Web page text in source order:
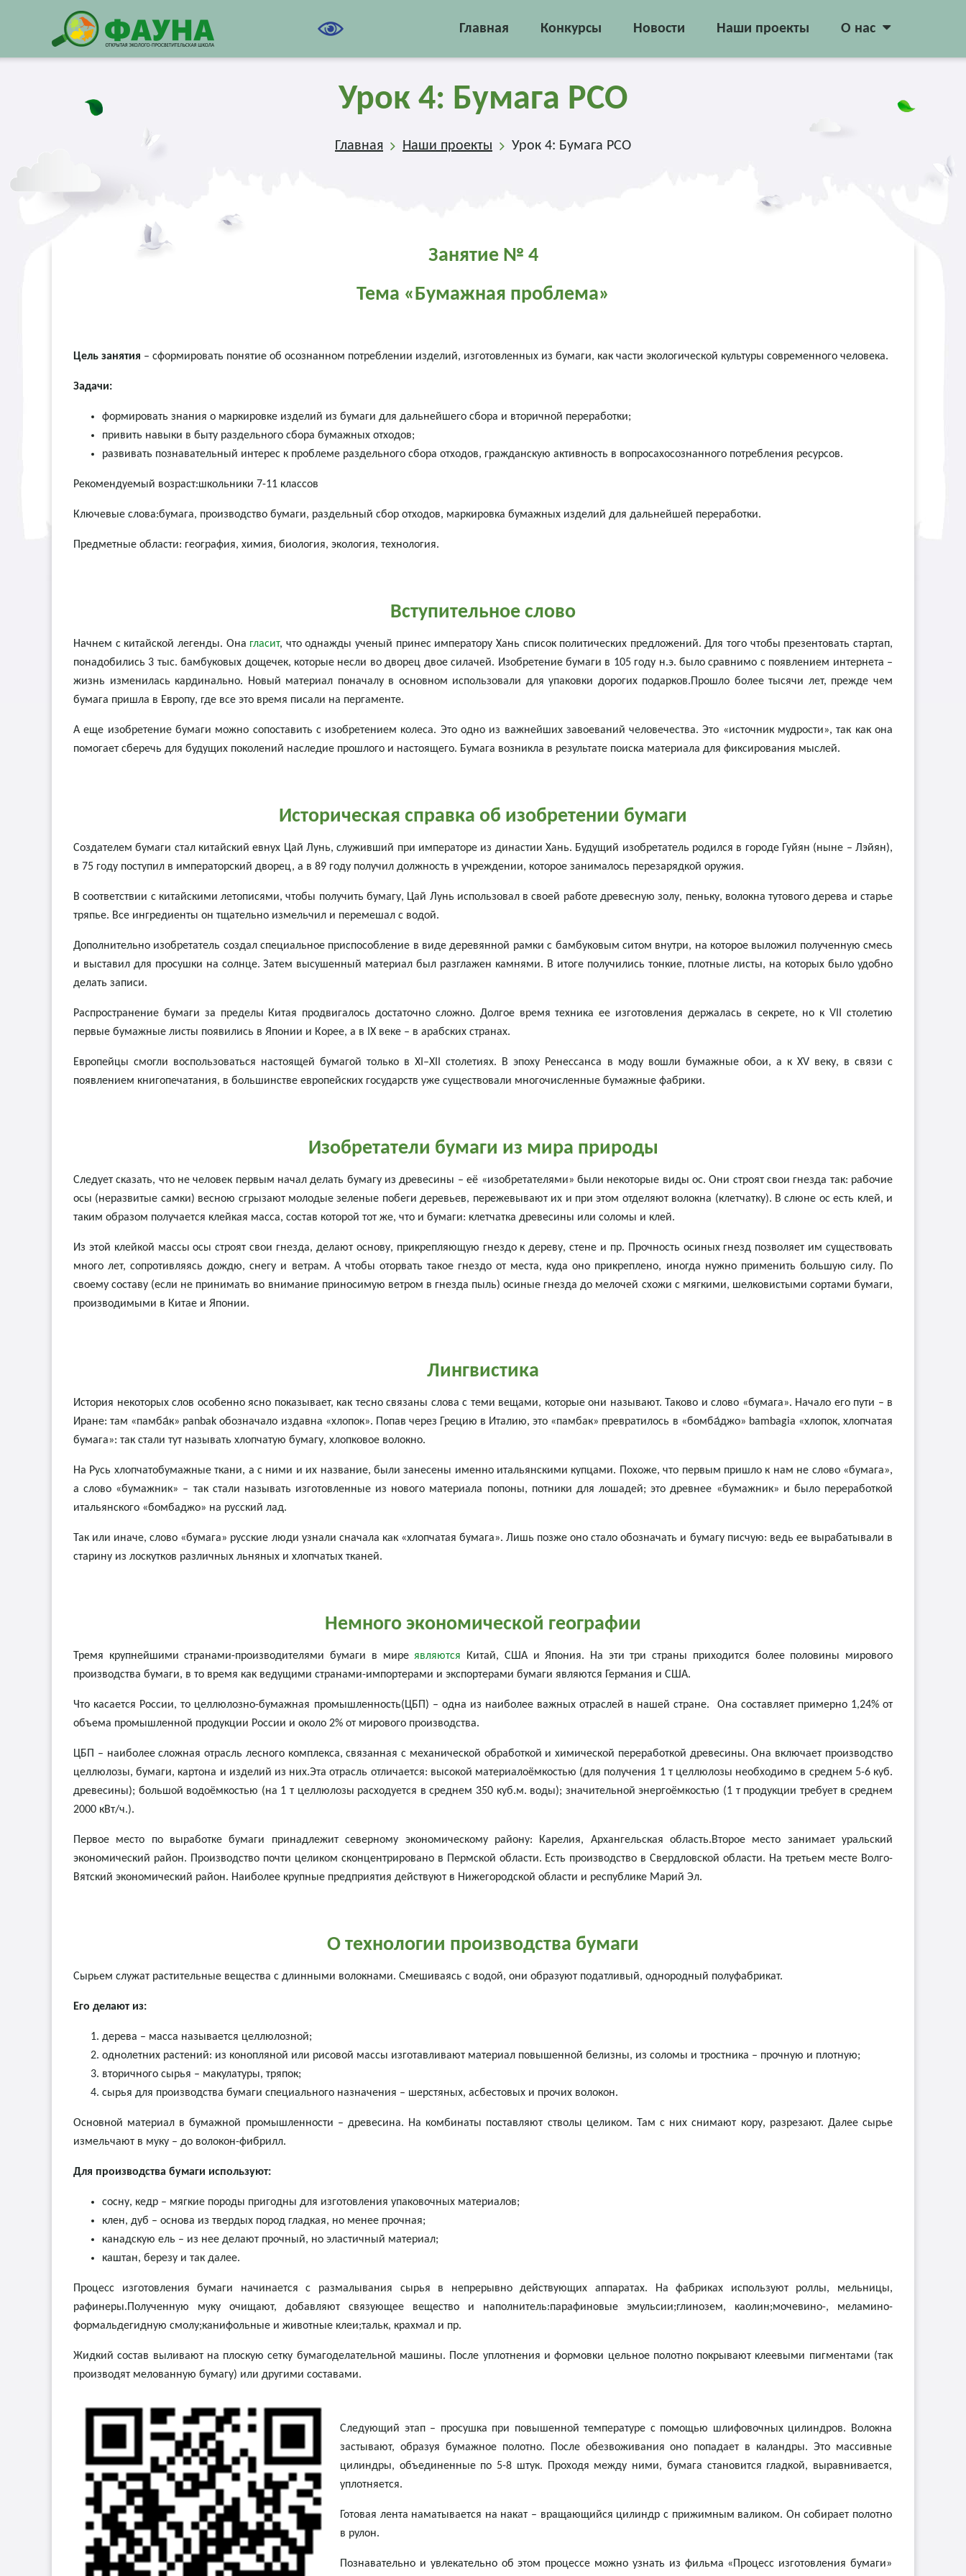
Главная Конкурсы Новости Наши проекты О нас
Урок 4: Бумага РСО
Главная Наши проекты Урок 4: Бумага РСО
Занятие № 4
Тема «Бумажная проблема»
Цель занятия – сформировать понятие об осознанном потреблении изделий, изготовленных из бумаги, как части экологической культуры современного человека.
Задачи:
формировать знания о маркировке изделий из бумаги для дальнейшего сбора и вторичной переработки;
привить навыки в быту раздельного сбора бумажных отходов;
развивать познавательный интерес к проблеме раздельного сбора отходов, гражданскую активность в вопросахосознанного потребления ресурсов.
Рекомендуемый возраст:школьники 7-11 классов
Ключевые слова:бумага, производство бумаги, раздельный сбор отходов, маркировка бумажных изделий для дальнейшей переработки.
Предметные области: география, химия, биология, экология, технология.
Вступительное слово
Начнем с китайской легенды. Она гласит, что однажды ученый принес императору Хань список политических предложений. Для того чтобы презентовать стартап,
понадобились 3 тыс. бамбуковых дощечек, которые несли во дворец двое силачей. Изобретение бумаги в 105 году н.э. было сравнимо с появлением интернета –
жизнь изменилась кардинально. Новый материал поначалу в основном использовали для упаковки дорогих подарков.Прошло более тысячи лет, прежде чем
бумага пришла в Европу, где все это время писали на пергаменте.
А еще изобретение бумаги можно сопоставить с изобретением колеса. Это одно из важнейших завоеваний человечества. Это «источник мудрости», так как она
помогает сберечь для будущих поколений наследие прошлого и настоящего. Бумага возникла в результате поиска материала для фиксирования мыслей.
Историческая справка об изобретении бумаги
Создателем бумаги стал китайский евнух Цай Лунь, служивший при императоре из династии Хань. Будущий изобретатель родился в городе Гуйян (ныне – Лэйян),
в 75 году поступил в императорский дворец, а в 89 году получил должность в учреждении, которое занималось перезарядкой оружия.
В соответствии с китайскими летописями, чтобы получить бумагу, Цай Лунь использовал в своей работе древесную золу, пеньку, волокна тутового дерева и старье
тряпье. Все ингредиенты он тщательно измельчил и перемешал с водой.
Дополнительно изобретатель создал специальное приспособление в виде деревянной рамки с бамбуковым ситом внутри, на которое выложил полученную смесь
и выставил для просушки на солнце. Затем высушенный материал был разглажен камнями. В итоге получились тонкие, плотные листы, на которых было удобно
делать записи.
Распространение бумаги за пределы Китая продвигалось достаточно сложно. Долгое время техника ее изготовления держалась в секрете, но к VII столетию
первые бумажные листы появились в Японии и Корее, а в IX веке – в арабских странах.
Европейцы смогли воспользоваться настоящей бумагой только в XI–XII столетиях. В эпоху Ренессанса в моду вошли бумажные обои, а к XV веку, в связи с
появлением книгопечатания, в большинстве европейских государств уже существовали многочисленные бумажные фабрики.
Изобретатели бумаги из мира природы
Следует сказать, что не человек первым начал делать бумагу из древесины – её «изобретателями» были некоторые виды ос. Они строят свои гнезда так: рабочие
осы (неразвитые самки) весною сгрызают молодые зеленые побеги деревьев, пережевывают их и при этом отделяют волокна (клетчатку). В слюне ос есть клей, и
таким образом получается клейкая масса, состав которой тот же, что и бумаги: клетчатка древесины или соломы и клей.
Из этой клейкой массы осы строят свои гнезда, делают основу, прикрепляющую гнездо к дереву, стене и пр. Прочность осиных гнезд позволяет им существовать
много лет, сопротивляясь дождю, снегу и ветрам. А чтобы оторвать такое гнездо от места, куда оно прикреплено, иногда нужно применить большую силу. По
своему составу (если не принимать во внимание приносимую ветром в гнезда пыль) осиные гнезда до мелочей схожи с мягкими, шелковистыми сортами бумаги,
производимыми в Китае и Японии.
Лингвистика
История некоторых слов особенно ясно показывает, как тесно связаны слова с теми вещами, которые они называют. Таково и слово «бумага». Начало его пути – в
Иране: там «памба́к» panbak обозначало издавна «хлопок». Попав через Грецию в Италию, это «памбак» превратилось в «бoмба́джo» bambagia «хлопок, хлопчатая
бумага»: так стали тут называть хлопчатую бумагу, хлопковое волокно.
На Русь хлопчатобумажные ткани, а с ними и их название, были занесены именно итальянскими купцами. Похоже, что первым пришло к нам не слово «бумага»,
а слово «бумажник» – так стали называть изготовленные из нового материала попоны, потники для лошадей; это древнее «бумажник» и было переработкой
итальянского «бомбаджо» на русский лад.
Так или иначе, слово «бумага» русские люди узнали сначала как «хлопчатая бумага». Лишь позже оно стало обозначать и бумагу писчую: ведь ее вырабатывали в
старину из лоскутков различных льняных и хлопчатых тканей.
Немного экономической географии
Тремя крупнейшими странами-производителями бумаги в миреявляются Китай, США и Япония. На эти три страны приходится более половины мирового
производства бумаги, в то время как ведущими странами-импортерами и экспортерами бумаги являются Германия и США.
Что касается России, то целлюлозно-бумажная промышленность(ЦБП) – одна из наиболее важных отраслей в нашей стране. Она составляет примерно 1,24% от
объема промышленной продукции России и около 2% от мирового производства.
ЦБП – наиболее сложная отрасль лесного комплекса, связанная с механической обработкой и химической переработкой древесины. Она включает производство
целлюлозы, бумаги, картона и изделий из них.Эта отрасль отличается: высокой материалоёмкостью (для получения 1 т целлюлозы необходимо в среднем 5-6 куб.
древесины); большой водоёмкостью (на 1 т целлюлозы расходуется в среднем 350 куб.м. воды); значительной энергоёмкостью (1 т продукции требует в среднем
2000 кВт/ч.).
Первое место по выработке бумаги принадлежит северному экономическому району: Карелия, Архангельская область.Второе место занимает уральский
экономический район. Производство почти целиком сконцентрировано в Пермской области. Есть производство в Свердловской области. На третьем месте Волго-
Вятский экономический район. Наиболее крупные предприятия действуют в Нижегородской области и республике Марий Эл.
О технологии производства бумаги
Сырьем служат растительные вещества с длинными волокнами. Смешиваясь с водой, они образуют податливый, однородный полуфабрикат.
Его делают из:
дерева – масса называется целлюлозной;
однолетних растений: из конопляной или рисовой массы изготавливают материал повышенной белизны, из соломы и тростника – прочную и плотную;
вторичного сырья – макулатуры, тряпок;
сырья для производства бумаги специального назначения – шерстяных, асбестовых и прочих волокон.
Основной материал в бумажной промышленности – древесина. На комбинаты поставляют стволы целиком. Там с них снимают кору, разрезают. Далее сырье
измельчают в муку – до волокон-фибрилл.
Для производства бумаги используют:
сосну, кедр – мягкие породы пригодны для изготовления упаковочных материалов;
клен, дуб – основа из твердых пород гладкая, но менее прочная;
канадскую ель – из нее делают прочный, но эластичный материал;
каштан, березу и так далее.
Процесс изготовления бумаги начинается с размалывания сырья в непрерывно действующих аппаратах. На фабриках используют роллы, мельницы,
рафинеры.Полученную муку очищают, добавляют связующее вещество и наполнитель:парафиновые эмульсии;глинозем, каолин;мочевино-, меламино-
формальдегидную смолу;канифольные и животные клеи;тальк, крахмал и пр.
Жидкий состав выливают на плоскую сетку бумагоделательной машины. После уплотнения и формовки цельное полотно покрывают клеевыми пигментами (так
производят мелованную бумагу) или другими составами.
Следующий этап – просушка при повышенной температуре с помощью шлифовочных цилиндров. Волокна
застывают, образуя бумажное полотно. После обезвоживания оно попадает в каландры. Это массивные
цилиндры, объединенные по 5-8 штук. Проходя между ними, бумага становится гладкой, выравнивается,
уплотняется.
Готовая лента наматывается на накат – вращающийся цилиндр с прижимным валиком. Он собирает полотно
в рулон.
Познавательно и увлекательно об этом процессе можно узнать из фильма «Процесс изготовления бумаги»